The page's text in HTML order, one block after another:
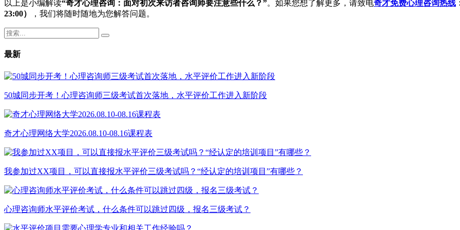
以上是小编解读“奇才心理咨询：面对初次来访者咨询师要注意些什么？”。如果您想了解更多，请致电奇才免费心理咨询热线
23:00）
，我们将随时随地为您解答问题。
最新
50城同步开考！心理咨询师三级考试首次落地，水平评价工作进入新阶段
奇才心理网络大学2026.08.10-08.16课程表
我参加过XX项目，可以直接报水平评价三级考试吗？“经认定的培训项目”有哪些？
心理咨询师水平评价考试，什么条件可以跳过四级，报名三级考试？